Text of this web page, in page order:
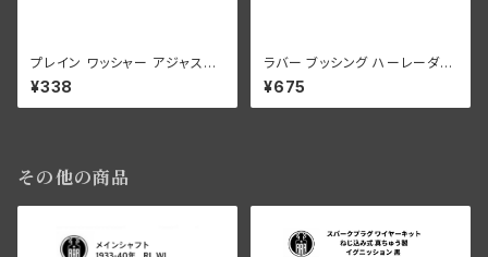
プレイン ワッシャー アジャステ
ィングロッド ハーレーダビッドソ
ン EL UL WLC G パーカー
¥338
ラバー ブッシング ハーレーダビ
ッドソン 全 EL UL WLC G スプ
リンガーモデル
¥675
その他の商品